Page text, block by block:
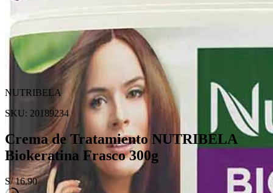
NUTRIBELA
SKU: 20189234
Crema de Tratamiento NUTRIBELA
Biokeratina Frasco 300g
S/16.90